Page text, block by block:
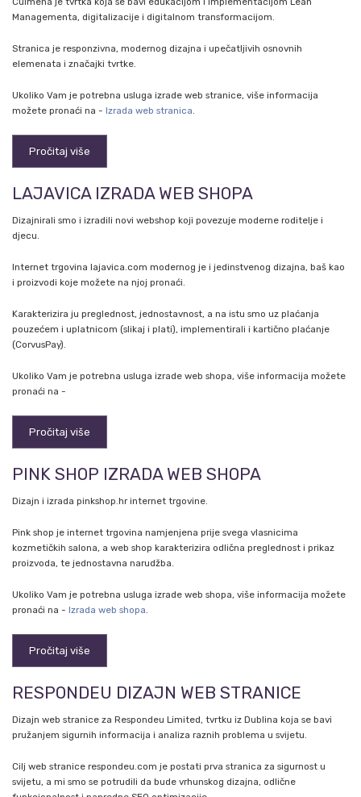
Managementa, digitalizacije i digitalnom transformacijom.
Stranica je responzivna, modernog dizajna i upečatljivih osnovnih
elemenata i značajki tvrtke.
Ukoliko Vam je potrebna usluga izrade web stranice, više informacija
možete pronaći na - Izrada web stranica.
Pročitaj više
LAJAVICA IZRADA WEB SHOPA
Dizajnirali smo i izradili novi webshop koji povezuje moderne roditelje i
djecu.
Internet trgovina lajavica.com modernog je i jedinstvenog dizajna, baš kao
i proizvodi koje možete na njoj pronaći.
Karakterizira ju preglednost, jednostavnost, a na istu smo uz plaćanja
pouzećem i uplatnicom (slikaj i plati), implementirali i kartično plaćanje
(CorvusPay).
Ukoliko Vam je potrebna usluga izrade web shopa, više informacija možete
pronaći na -
Pročitaj više
PINK SHOP IZRADA WEB SHOPA
Dizajn i izrada pinkshop.hr internet trgovine.
Pink shop je internet trgovina namjenjena prije svega vlasnicima
kozmetičkih salona, a web shop karakterizira odlična preglednost i prikaz
proizvoda, te jednostavna narudžba.
Ukoliko Vam je potrebna usluga izrade web shopa, više informacija možete
pronaći na - Izrada web shopa.
Pročitaj više
RESPONDEU DIZAJN WEB STRANICE
Dizajn web stranice za Respondeu Limited, tvrtku iz Dublina koja se bavi
pružanjem sigurnih informacija i analiza raznih problema u svijetu.
Cilj web stranice respondeu.com je postati prva stranica za sigurnost u
svijetu, a mi smo se potrudili da bude vrhunskog dizajna, odlične